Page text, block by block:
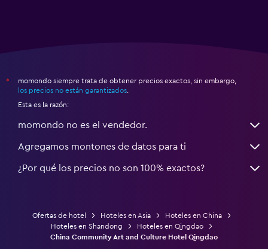
*
momondo siempre trata de obtener precios exactos, sin embargo,
los precios no están garantizados
Esta es la razón:
momondo no es el vendedor.
Agregamos montones de datos para ti
¿Por qué los precios no son 100% exactos?
Ofertas de hotel Hoteles en Asia
Hoteles en China
Hoteles en Shandong
Hoteles en Qingdao
China Community Art and Culture Hotel Qingdao